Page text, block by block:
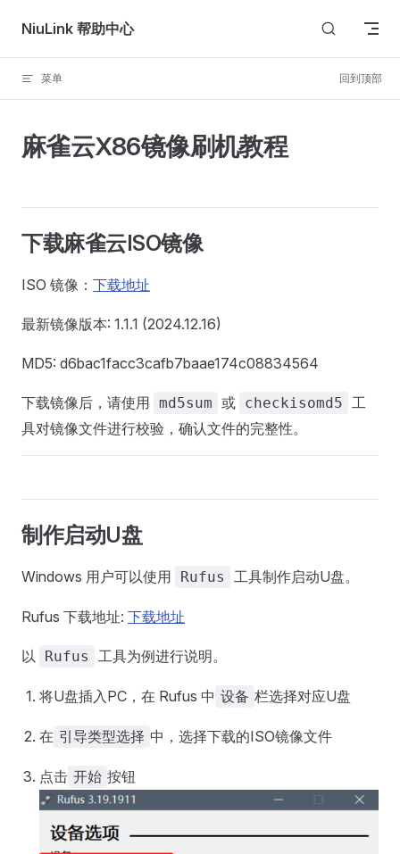
Skip to content
NiuLink 帮助中心
菜单 回到顶部
麻雀云X86镜像刷机教程
下载麻雀云ISO镜像
ISO 镜像： 下载地址
最新镜像版本: 1.1.1 (2024.12.16)
MD5: d6bac1facc3cafb7baae174c08834564
下载镜像后，请使用 md5sum 或 checkisomd5 工
具对镜像文件进行校验，确认文件的完整性。
制作启动U盘
Windows 用户可以使用 Rufus 工具制作启动U盘。
Rufus 下载地址: 下载地址
以 Rufus 工具为例进行说明。
将U盘插入PC，在 Rufus 中 设备 栏选择对应U盘
在 引导类型选择 中，选择下载的ISO镜像文件
点击 开始 按钮